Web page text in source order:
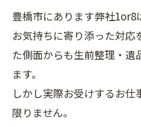
豊橋市にあります弊社
お気持ちに寄り添った対応
た側面からも生前整理・遺
ます。
しかし実際お受けするお
限りません。